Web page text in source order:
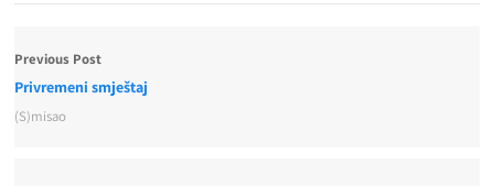
Previous Post
Privremeni smještaj
(S)misao